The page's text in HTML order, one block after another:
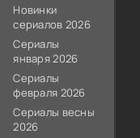
Новинки
сериалов 2026
Сериалы
января 2026
Сериалы
февраля 2026
Сериалы весны
2026